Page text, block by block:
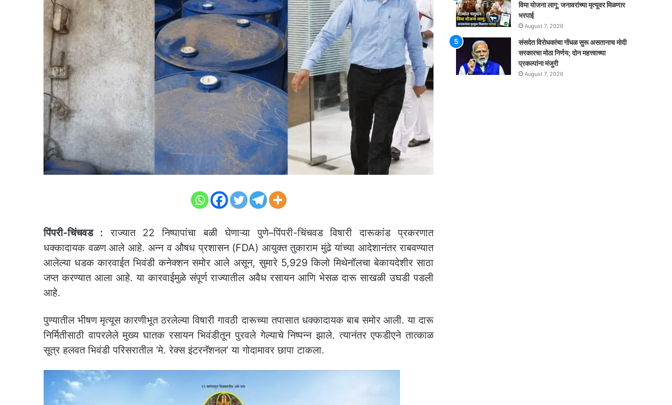
पिंपरी-चिंचवड : राज्यात 22 निष्पापांचा बळी घेणाऱ्या पुणे–पिंपरी-चिंचवड विषारी दारूकांड प्रकरणात
धक्कादायक वळण आले आहे. अन्न व औषध प्रशासन (FDA) आयुक्त तुकाराम मुंढे यांच्या आदेशानंतर राबवण्यात
आलेल्या धडक कारवाईत भिवंडी कनेक्शन समोर आले असून, सुमारे 5,929 किलो मिथेनॉलचा बेकायदेशीर साठा
जप्त करण्यात आला आहे. या कारवाईमुळे संपूर्ण राज्यातील अवैध रसायन आणि भेसळ दारू साखळी उघडी पडली
आहे.
पुण्यातील भीषण मृत्यूस कारणीभूत ठरलेल्या विषारी गावठी दारूच्या तपासात धक्कादायक बाब समोर आली. या दारू
निर्मितीसाठी वापरलेले मुख्य घातक रसायन भिवंडीतून पुरवले गेल्याचे निष्पन्न झाले. त्यानंतर एफडीएने तात्काळ
सूत्र हलवत भिवंडी परिसरातील ‘मे. रेक्स इंटरनॅशनल’ या गोदामावर छापा टाकला.
विमा योजना लागू; जनावरांच्या मृत्यूवर मिळणार
भरपाई
August 7, 2026
संसदेत विरोधकांचा गोंधळ सुरू असतानाच मोदी
सरकारचा मोठा निर्णय; दोन महत्त्वाच्या
प्रकल्पांना मंजुरी
August 7, 2026